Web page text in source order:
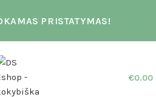
PRISTATYMAS!
€0.00